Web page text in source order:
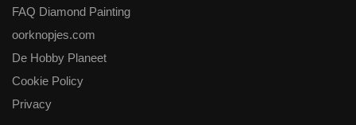
FAQ Diamond Painting
oorknopjes.com
De Hobby Planeet
Cookie Policy
Privacy